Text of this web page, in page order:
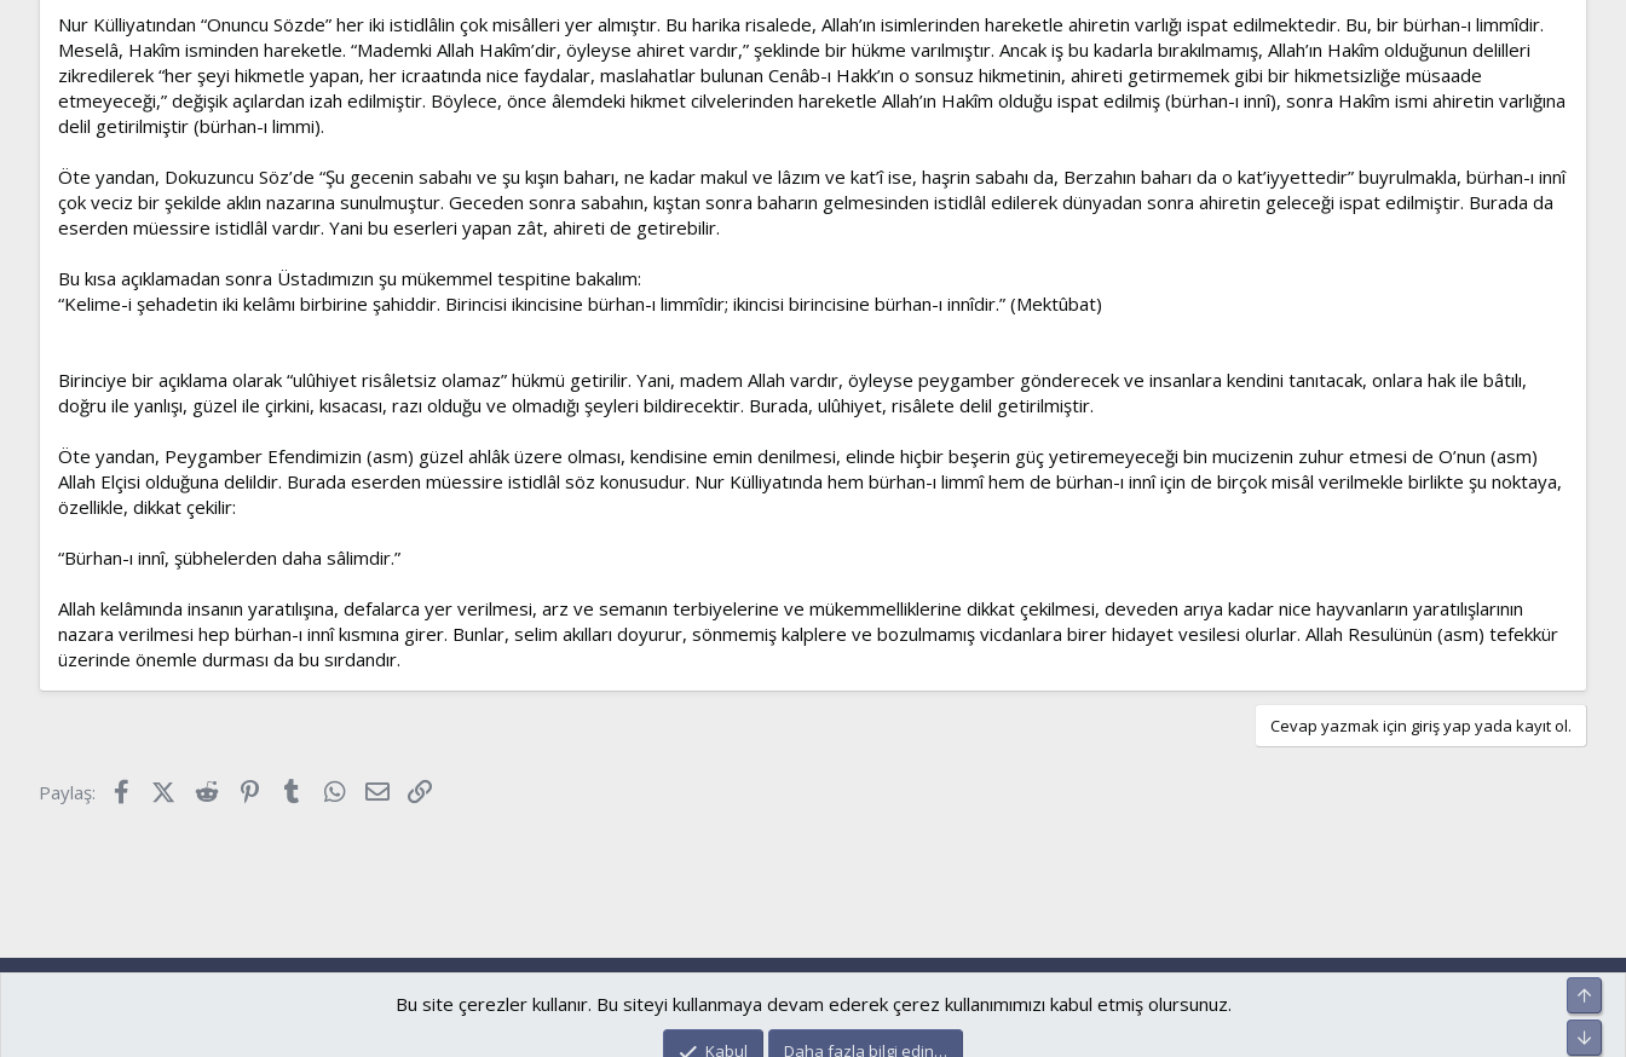
Nur Külliyatından “Onuncu Sözde” her iki istidlâlin çok misâlleri yer almıştır. Bu harika risalede, Allah’ın isimlerinden hareketle ahiretin varlığı ispat edilmektedir. Bu, bir bürhan-ı limmîdir.
Meselâ, Hakîm isminden hareketle. “Mademki Allah Hakîm’dir, öyleyse ahiret vardır,” şeklinde bir hükme varılmıştır. Ancak iş bu kadarla bırakılmamış, Allah’ın Hakîm olduğunun delilleri
zikredilerek “her şeyi hikmetle yapan, her icraatında nice faydalar, maslahatlar bulunan Cenâb-ı Hakk’ın o sonsuz hikmetinin, ahireti getirmemek gibi bir hikmetsizliğe müsaade
etmeyeceği,” değişik açılardan izah edilmiştir. Böylece, önce âlemdeki hikmet cilvelerinden hareketle Allah’ın Hakîm olduğu ispat edilmiş (bürhan-ı innî), sonra Hakîm ismi ahiretin varlığına
delil getirilmiştir (bürhan-ı limmi).
Öte yandan, Dokuzuncu Söz’de “Şu gecenin sabahı ve şu kışın baharı, ne kadar makul ve lâzım ve kat’î ise, haşrin sabahı da, Berzahın baharı da o kat’iyyettedir” buyrulmakla, bürhan-ı innî
çok veciz bir şekilde aklın nazarına sunulmuştur. Geceden sonra sabahın, kıştan sonra baharın gelmesinden istidlâl edilerek dünyadan sonra ahiretin geleceği ispat edilmiştir. Burada da
eserden müessire istidlâl vardır. Yani bu eserleri yapan zât, ahireti de getirebilir.
Bu kısa açıklamadan sonra Üstadımızın şu mükemmel tespitine bakalım:
“Kelime-i şehadetin iki kelâmı birbirine şahiddir. Birincisi ikincisine bürhan-ı limmîdir; ikincisi birincisine bürhan-ı innîdir.” (Mektûbat)
Birinciye bir açıklama olarak “ulûhiyet risâletsiz olamaz” hükmü getirilir. Yani, madem Allah vardır, öyleyse peygamber gönderecek ve insanlara kendini tanıtacak, onlara hak ile bâtılı,
doğru ile yanlışı, güzel ile çirkini, kısacası, razı olduğu ve olmadığı şeyleri bildirecektir. Burada, ulûhiyet, risâlete delil getirilmiştir.
Öte yandan, Peygamber Efendimizin (asm) güzel ahlâk üzere olması, kendisine emin denilmesi, elinde hiçbir beşerin güç yetiremeyeceği bin mucizenin zuhur etmesi de O’nun (asm)
Allah Elçisi olduğuna delildir. Burada eserden müessire istidlâl söz konusudur. Nur Külliyatında hem bürhan-ı limmî hem de bürhan-ı innî için de birçok misâl verilmekle birlikte şu noktaya,
özellikle, dikkat çekilir:
“Bürhan-ı innî, şübhelerden daha sâlimdir.”
Allah kelâmında insanın yaratılışına, defalarca yer verilmesi, arz ve semanın terbiyelerine ve mükemmelliklerine dikkat çekilmesi, deveden arıya kadar nice hayvanların yaratılışlarının
nazara verilmesi hep bürhan-ı innî kısmına girer. Bunlar, selim akılları doyurur, sönmemiş kalplere ve bozulmamış vicdanlara birer hidayet vesilesi olurlar. Allah Resulünün (asm) tefekkür
üzerinde önemle durması da bu sırdandır.
Cevap yazmak için giriş yap yada kayıt ol.
Paylaş: FacebookX (Twitter)
Reddit PinterestTumblrWhatsApp
E-posta
R
S
Community platform by XenForo
© 2010-2024 XenForo Ltd.
Bu site çerezler kullanır. Bu siteyi kullanmaya devam ederek çerez kullanımımızı kabul etmiş olursunuz.
Kabul Daha fazla bilgi edin…
Üst
Alt